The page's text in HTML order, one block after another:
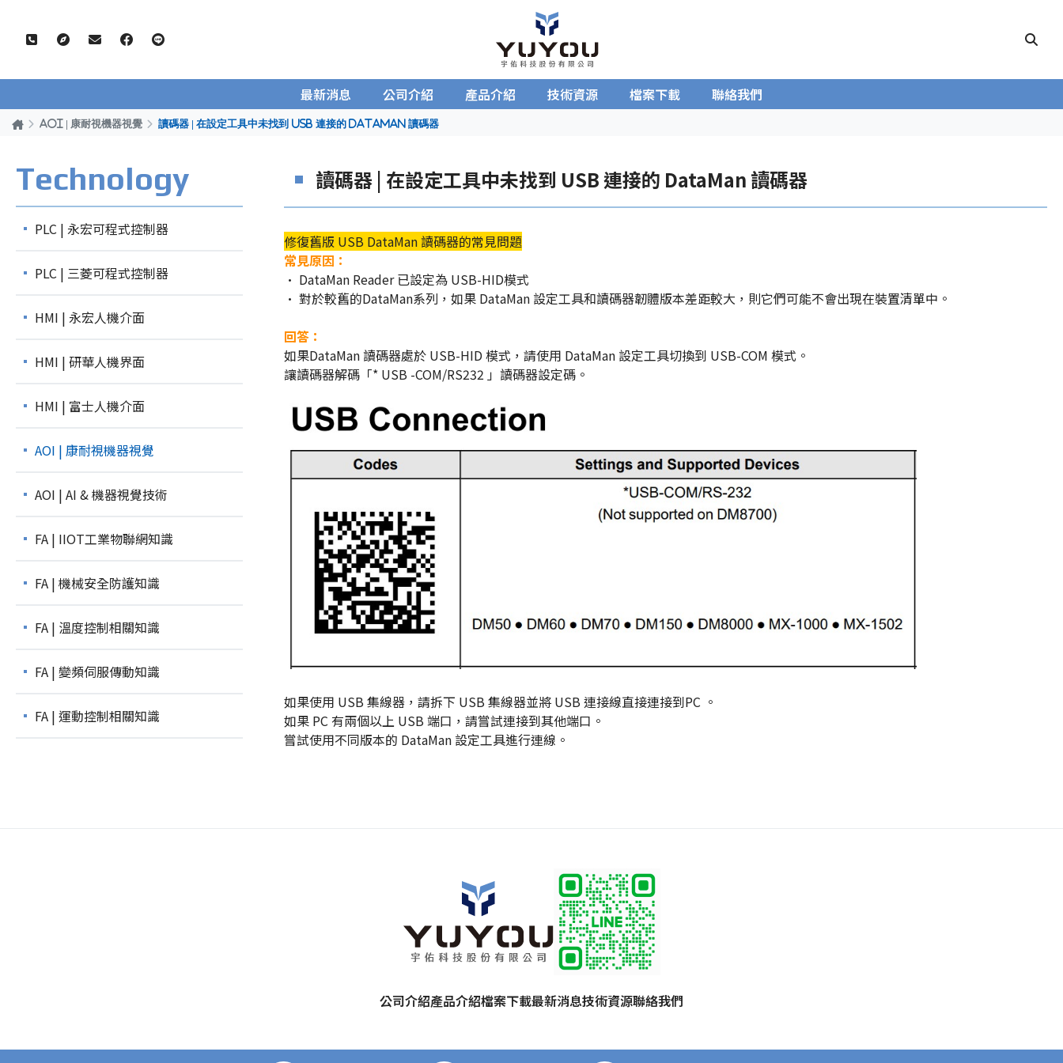
最新消息 公司介紹 產品介紹 技術資源 檔案下載 聯絡我們
AOI | 康耐視機器視覺 讀碼器 | 在設定工具中未找到 USB 連接的 DataMan 讀碼器
Technology
PLC | 永宏可程式控制器
PLC | 三菱可程式控制器
HMI | 永宏人機介面
HMI | 研華人機界面
HMI | 富士人機介面
AOI | 康耐視機器視覺
AOI | AI & 機器視覺技術
FA | IIOT工業物聯網知識
FA | 機械安全防護知識
FA | 溫度控制相關知識
FA | 變頻伺服傳動知識
FA | 運動控制相關知識
讀碼器 | 在設定工具中未找到 USB 連接的 DataMan 讀碼器
修復舊版 USB DataMan 讀碼器的常見問題
常見原因：
• DataMan Reader 已設定為 USB-HID模式
• 對於較舊的DataMan系列，如果 DataMan 設定工具和讀碼器韌體版本差距較大，則它們可能不會出現在裝置清單中。
回答：
如果DataMan讀碼器處於 USB-HID 模式，請使用 DataMan 設定工具切換到 USB-COM 模式。
讓讀碼器解碼 「* USB -COM/RS232 」讀碼器設定碼 。
如果使用 USB 集線器 ，請拆下 USB集線器並將 USB 連接線直接連接到PC 。
如果 PC 有兩個以上 USB 端口 ，請嘗試連接到其他端口。
嘗試使用不同版本的 DataMan 設定工具進行連線。
公司介紹產品介紹檔案下載最新消息技術資源聯絡我們